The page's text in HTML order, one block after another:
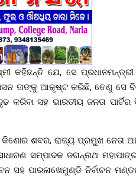
କହିଛନ୍ତି ଯେ, ସେ
ତାଙ୍କୁ ଆକୃଷ୍ଟ କରିଛି, ତେଣୁ ସେ
ସହ ଭାରତୀୟ ଜନତା ପାର୍ଟିର
ଶବର, ରାଜ୍ୟ ପ୍ରମୁଖ ନେତା
ସମ୍ପାଦକ ଜଗନ୍ନାଥ
ସହ ପାରଳାଖେମୁଣ୍ଡି ନିର୍ବାଚନ